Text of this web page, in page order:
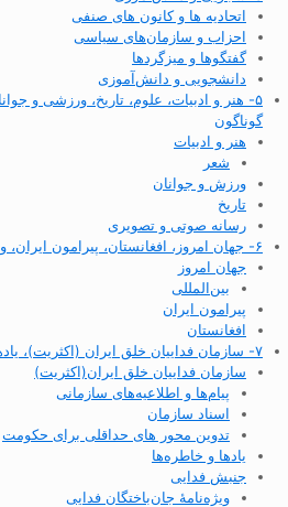
اتحادیه ها و کانون های صنفی
احزاب و سازمان‌های سیاسی
گفتگوها و میزگردها
دانشجویی و دانش‌آموزی
۵- هنر و ادبیات، علوم، تاریخ، ورزشی و
گوناگون
هنر و ادبیات
شعر
ورزش و جوانان
تاریخ
رسانه صوتی و تصویری
۶- جهان امروز، افغانستان، پیرامون ایران، و نظرات شما
جهان امروز
بین‌المللی
پیرامون ایران
افغانستان
۷- سازمان فداییان خلق ایران (اکثریت)، یادها و خاطره ها، کتابخانه مجازی
سازمان فداییان خلق ایران(اکثریت)
پیام‌ها و اطلاعیه‌های سازمانی
اسناد سازمان
تدوین محور های حداقلی برای حکومت
یادها و خاطره‌ها
جنبش فدایی
ویژه‌نامهٔ جان‌باختگان فدایی